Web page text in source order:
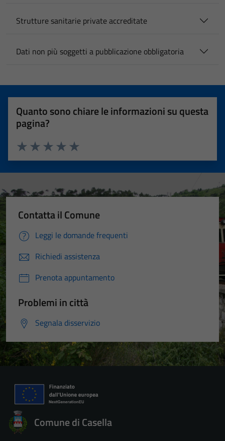
Strutture sanitarie private accreditate
Dati non più soggetti a pubblicazione obbligatoria
Quanto sono chiare le informazioni su questa
pagina?
Valuta 5 stelle su 5
Valuta 4 stelle su 5
Valuta 3 stelle su 5
Valuta 2 stelle su 5
Valuta 1 stelle su 5
Contatta il Comune
Leggi le domande frequenti
Richiedi assistenza
Prenota appuntamento
Problemi in città
Segnala disservizio
Comune di Casella